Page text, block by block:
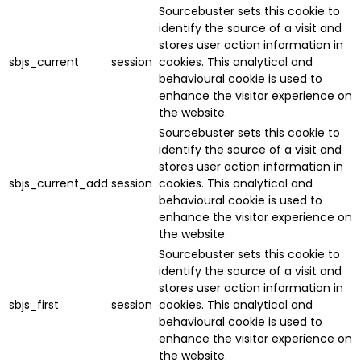
sbjs_current session
Sourcebuster sets this cookie to
identify the source of a visit and
stores user action information in
cookies. This analytical and
behavioural cookie is used to
enhance the visitor experience on
the website.
sbjs_current_add session
Sourcebuster sets this cookie to
identify the source of a visit and
stores user action information in
cookies. This analytical and
behavioural cookie is used to
enhance the visitor experience on
the website.
sbjs_first session
Sourcebuster sets this cookie to
identify the source of a visit and
stores user action information in
cookies. This analytical and
behavioural cookie is used to
enhance the visitor experience on
the website.